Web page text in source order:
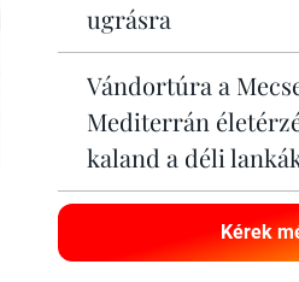
ugrásra
Vándortúra a
Mediterrán
kaland a déli
Kérek